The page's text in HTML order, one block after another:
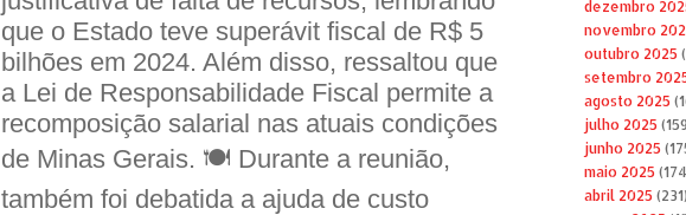
que o Estado teve superávit fiscal de R$ 5
bilhões em 2024. Além disso, ressaltou que
a Lei de Responsabilidade Fiscal permite a
recomposição salarial nas atuais condições
de Minas Gerais. 🍽️ Durante a reunião,
também foi debatida a ajuda de custo
dezembro
novembro
outubro 2025
setembro
agosto 2025
julho 2025
junho 2025
maio 2025
abril 2025 (231)